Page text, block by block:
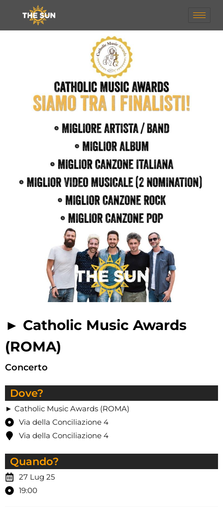
► Catholic Music Awards
(ROMA)
Concerto
Dove?
► Catholic Music Awards (ROMA)
Via della Conciliazione 4
Via della Conciliazione 4
Quando?
27 Lug 25
19:00